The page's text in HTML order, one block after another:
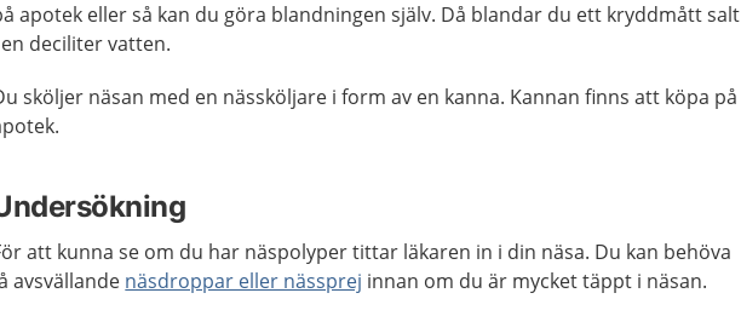
apotek eller så kan du göra blandningen själv. Då blandar du ett kryddmått salt
deciliter vatten.
sköljer näsan med en nässköljare i form av en kanna. Kannan finns att köpa på
att kunna se om du har näspolyper tittar läkaren in i din näsa. Du kan behöva
avsvällande näsdroppar eller nässprej innan om du är mycket täppt i näsan.